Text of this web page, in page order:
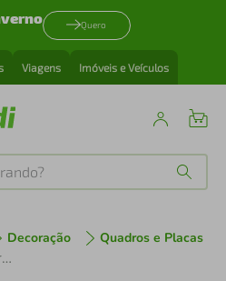
Quero
Viagens Imóveis e Veículos
Decoração Quadros e Placas
Quadro Boho Black Earth 60x43 Filete Marfim